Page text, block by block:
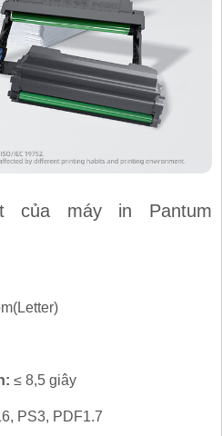
của máy in Pantum
≤ 8,5 giây
PS3, PDF1.7